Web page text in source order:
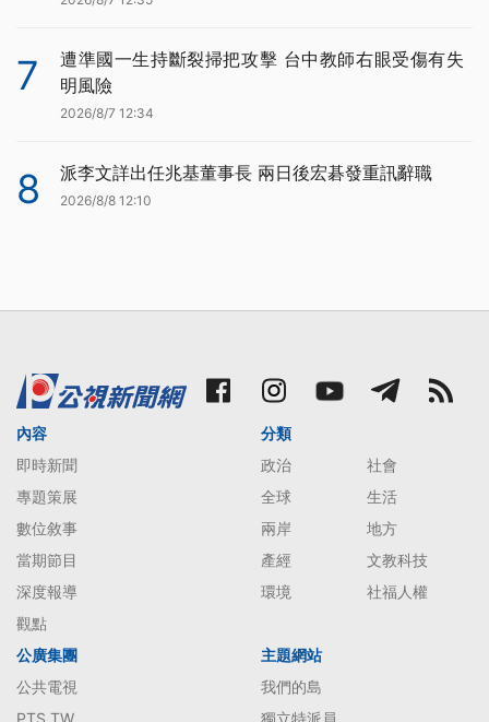
7
遭準國一生持斷裂掃把攻擊 台中教師右眼受傷有失
明風險
2026/8/7 12:34
8 派李文詳出任兆基董事長 兩日後宏碁發重訊辭職
2026/8/8 12:10
內容
即時新聞
專題策展
數位敘事
當期節目
深度報導
觀點
分類
政治
社會
全球
生活
兩岸
地方
產經
文教科技
環境
社福人權
公廣集團
公共電視
主題網站
我們的島